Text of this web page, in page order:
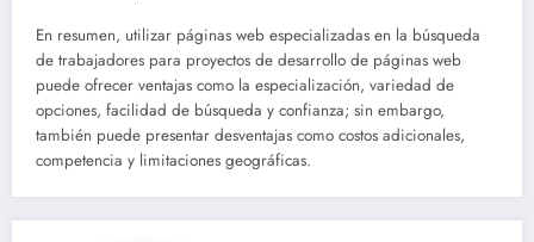
En resumen, utilizar páginas web especializadas en la búsqueda
de trabajadores para proyectos de desarrollo de páginas web
puede ofrecer ventajas como la especialización, variedad de
opciones, facilidad de búsqueda y confianza; sin embargo,
también puede presentar desventajas como costos adicionales,
competencia y limitaciones geográficas.